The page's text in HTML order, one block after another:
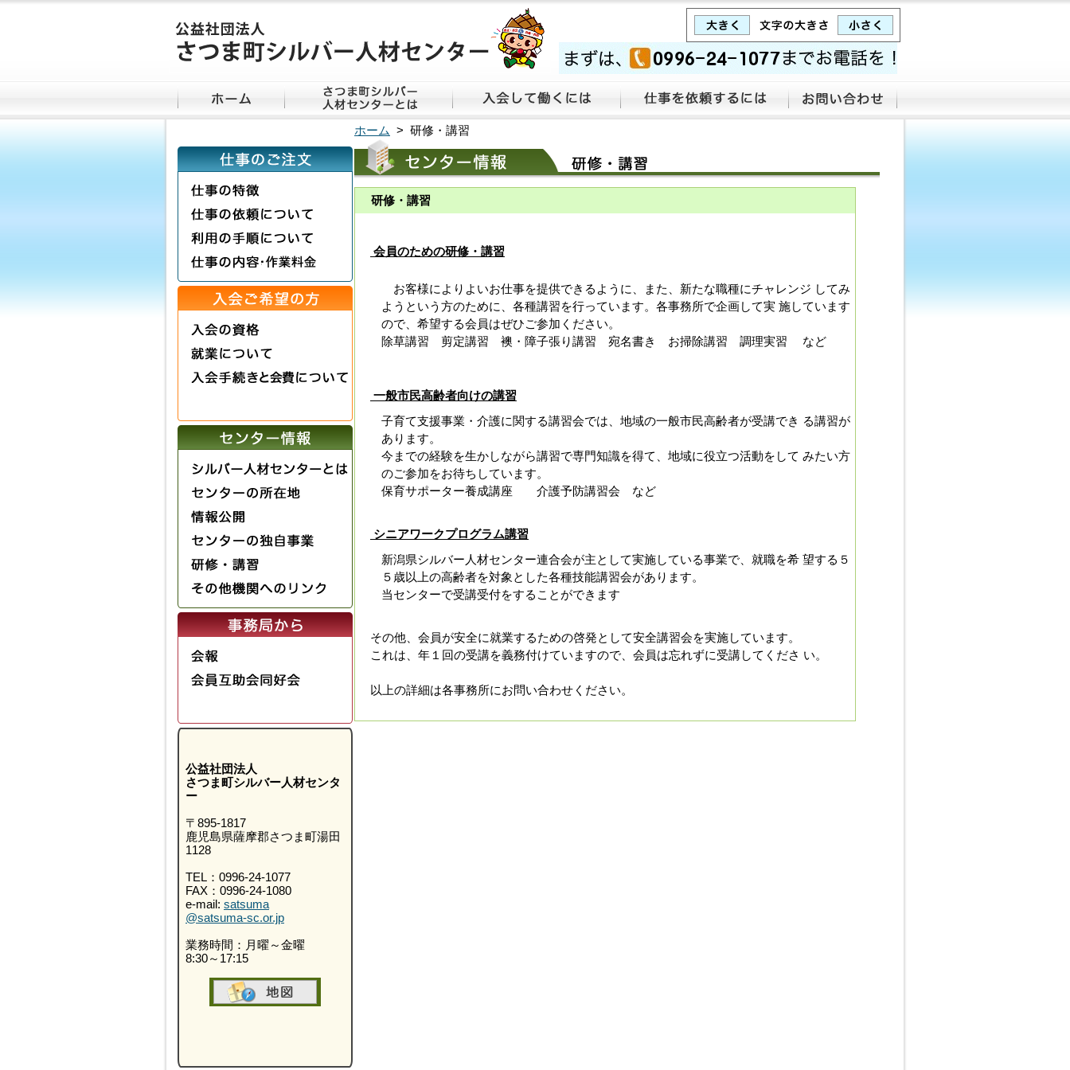
公益社団法人
さつま町シルバー人材センタ
ー
〒895-1817
鹿児島県薩摩郡さつま町湯田
1128
TEL：0996-24-1077
FAX：0996-24-1080
e-mail: satsuma
@satsuma-sc.or.jp
業務時間：月曜～金曜
8:30～17:15
ホーム > 研修・講習
研修・講習
会員のための研修・講習
お客様によりよいお仕事を提供できるように、また、新たな職種にチャレンジ してみ
ようという方のために、各種講習を行っています。各事務所で企画して実 施しています
ので、希望する会員はぜひご参加ください。
除草講習 剪定講習 襖・障子張り講習 宛名書き お掃除講習 調理実習 など
一般市民高齢者向けの講習
子育て支援事業・介護に関する講習会では、地域の一般市民高齢者が受講でき る講習が
あります。
今までの経験を生かしながら講習で専門知識を得て、地域に役立つ活動をして みたい方
のご参加をお待ちしています。
保育サポーター養成講座 介護予防講習会 など
シニアワークプログラム講習
新潟県シルバー人材センター連合会が主として実施している事業で、就職を希 望する５
５歳以上の高齢者を対象とした各種技能講習会があります。
当センターで受講受付をすることができます
その他、会員が安全に就業するための啓発として安全講習会を実施しています。
これは、年１回の受講を義務付けていますので、会員は忘れずに受講してくださ い。
以上の詳細は各事務所にお問い合わせください。